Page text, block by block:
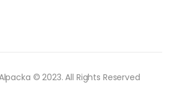
© 2023. All Rights Reserved